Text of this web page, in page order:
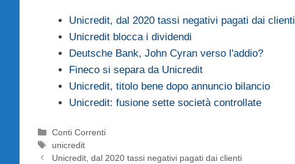
Unicredit, dal 2020 tassi negativi pagati dai clienti
Unicredit blocca i dividendi
Deutsche Bank, John Cyran verso l'addio?
Fineco si separa da Unicredit
Unicredit, titolo bene dopo annuncio bilancio
Unicredit: fusione sette società controllate
Categorie
Conti Correnti
Tag
unicredit
Unicredit, dal 2020 tassi negativi pagati dai clienti